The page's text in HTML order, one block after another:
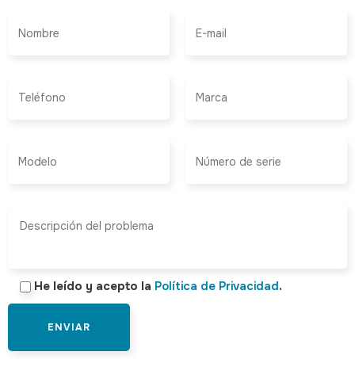
He leído y acepto la Política de Privacidad.